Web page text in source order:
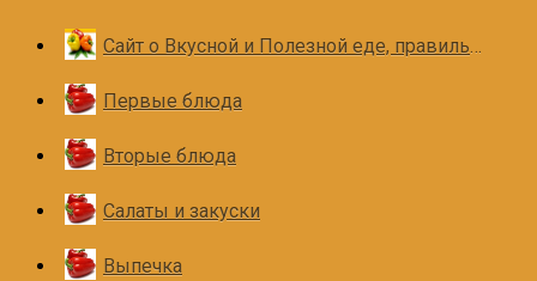
Сайт о Вкусной и Полезной еде, правильном и здоровом питании
Первые блюда
Вторые блюда
Салаты и закуски
Выпечка